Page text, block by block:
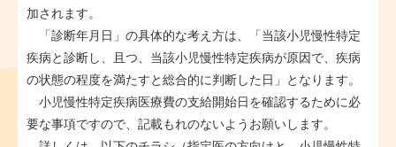
加されます。
「診断年月日」の具体的な考え方は、「当該小児慢性特定
疾病と診断し、且つ、当該小児慢性特定疾病が原因で、疾病
の状態の程度を満たすと総合的に判断した日」となります。
小児慢性特定疾病医療費の支給開始日を確認するために必
要な事項ですので、記載もれのないようお願いします。